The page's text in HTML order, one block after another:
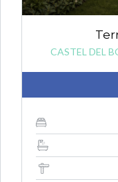
CASTEL DEL